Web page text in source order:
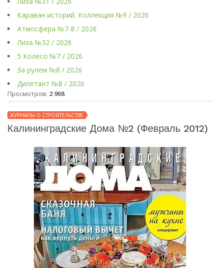
Караван историй. Коллекция №9 / 2026
Атмосфера №7-8 / 2026
Лиза №32 / 2026
5 Колесо №7 / 2026
За рулем №8 / 2026
Дилетант №8 / 2026
Просмотров: 2 908
ЖУРНАЛЫ О СТРОИТЕЛЬСТВЕ
Калининградские Дома №2 (февраль 2012)